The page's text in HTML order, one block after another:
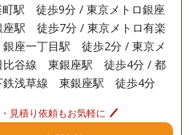
町駅 徒歩9分 / 東京メトロ銀座
駅 徒歩7分 / 東京メトロ有楽
座一丁目駅 徒歩2分 / 東京メ
比谷線 東銀座駅 徒歩4分 / 都
鉄浅草線 東銀座駅 徒歩4分
見積り依頼もお気軽に